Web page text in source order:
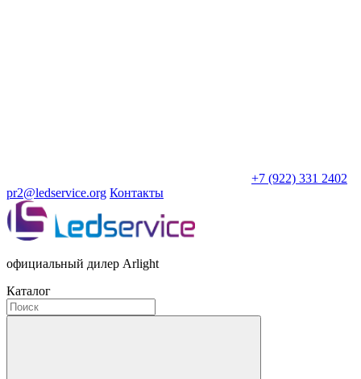
+7 (922) 331 2402
pr2@ledservice.org Контакты
официальный дилер Arlight
Каталог